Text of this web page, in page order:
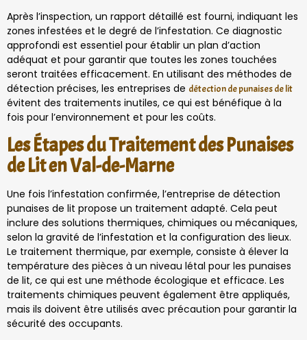
Après l’inspection, un rapport détaillé est fourni, indiquant les
zones infestées et le degré de l’infestation. Ce diagnostic
approfondi est essentiel pour établir un plan d’action
adéquat et pour garantir que toutes les zones touchées
seront traitées efficacement. En utilisant des méthodes de
détection précises, les entreprises de détection de punaises de lit
évitent des traitements inutiles, ce qui est bénéfique à la
fois pour l’environnement et pour les coûts.
Les Étapes du Traitement des Punaises
de Lit en Val-de-Marne
Une fois l’infestation confirmée, l’entreprise de détection
punaises de lit propose un traitement adapté. Cela peut
inclure des solutions thermiques, chimiques ou mécaniques,
selon la gravité de l’infestation et la configuration des lieux.
Le traitement thermique, par exemple, consiste à élever la
température des pièces à un niveau létal pour les punaises
de lit, ce qui est une méthode écologique et efficace. Les
traitements chimiques peuvent également être appliqués,
mais ils doivent être utilisés avec précaution pour garantir la
sécurité des occupants.